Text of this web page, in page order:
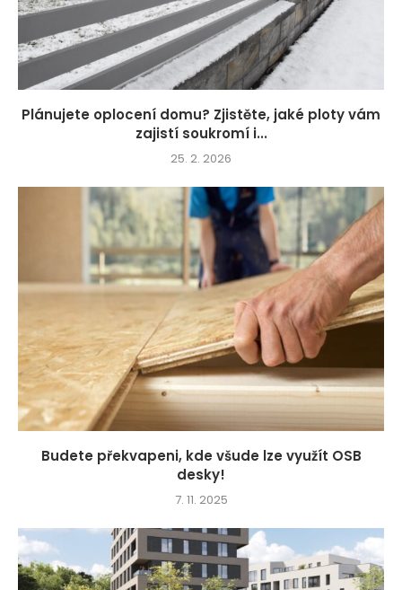
Plánujete oplocení domu? Zjistěte, jaké ploty vám
zajistí soukromí i...
25. 2. 2026
Budete překvapeni, kde všude lze využít OSB
desky!
7. 11. 2025